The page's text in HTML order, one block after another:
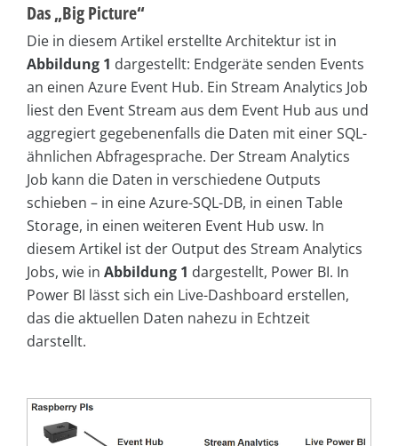
Das „Big Picture“
Die in diesem Artikel erstellte Architektur ist in
Abbildung 1 dargestellt: Endgeräte senden Events
an einen Azure Event Hub. Ein Stream Analytics Job
liest den Event Stream aus dem Event Hub aus und
aggregiert gegebenenfalls die Daten mit einer SQL-
ähnlichen Abfragesprache. Der Stream Analytics
Job kann die Daten in verschiedene Outputs
schieben – in eine Azure-SQL-DB, in einen Table
Storage, in einen weiteren Event Hub usw. In
diesem Artikel ist der Output des Stream Analytics
Jobs, wie in Abbildung 1 dargestellt, Power BI. In
Power BI lässt sich ein Live-Dashboard erstellen,
das die aktuellen Daten nahezu in Echtzeit
darstellt.